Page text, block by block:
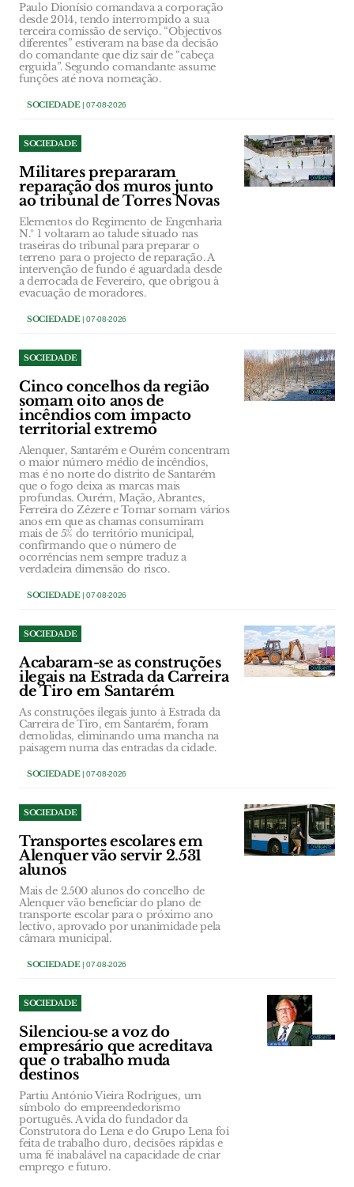
Paulo Dionísio comandava a corporação
desde 2014, tendo interrompido a sua
terceira comissão de serviço. “Objectivos
diferentes” estiveram na base da decisão
do comandante que diz sair de “cabeça
erguida”. Segundo comandante assume
funções até nova nomeação.
SOCIEDADE| 07-08-2026
SOCIEDADE
Militares prepararam
reparação dos muros junto
ao tribunal de Torres Novas
Elementos do Regimento de Engenharia
N.º 1 voltaram ao talude situado nas
traseiras do tribunal para preparar o
terreno para o projecto de reparação. A
intervenção de fundo é aguardada desde
a derrocada de Fevereiro, que obrigou à
evacuação de moradores.
SOCIEDADE| 07-08-2026
SOCIEDADE
Cinco concelhos da região
somam oito anos de
incêndios com impacto
territorial extremo
Alenquer, Santarém e Ourém concentram
o maior número médio de incêndios,
mas é no norte do distrito de Santarém
que o fogo deixa as marcas mais
profundas. Ourém, Mação, Abrantes,
Ferreira do Zêzere e Tomar somam vários
anos em que as chamas consumiram
mais de 5% do território municipal,
confirmando que o número de
ocorrências nem sempre traduz a
verdadeira dimensão do risco.
SOCIEDADE| 07-08-2026
SOCIEDADE
Acabaram-se as construções
ilegais na Estrada da Carreira
de Tiro em Santarém
As construções ilegais junto à Estrada da
Carreira de Tiro, em Santarém, foram
demolidas, eliminando uma mancha na
paisagem numa das entradas da cidade.
SOCIEDADE| 07-08-2026
SOCIEDADE
Transportes escolares em
Alenquer vão servir 2.531
alunos
Mais de 2.500 alunos do concelho de
Alenquer vão beneficiar do plano de
transporte escolar para o próximo ano
lectivo, aprovado por unanimidade pela
câmara municipal.
SOCIEDADE| 07-08-2026
SOCIEDADE
Silenciou‑se a voz do
empresário que acreditava
que o trabalho muda
destinos
Partiu António Vieira Rodrigues, um
símbolo do empreendedorismo
português. A vida do fundador da
Construtora do Lena e do Grupo Lena foi
feita de trabalho duro, decisões rápidas e
uma fé inabalável na capacidade de criar
emprego e futuro.